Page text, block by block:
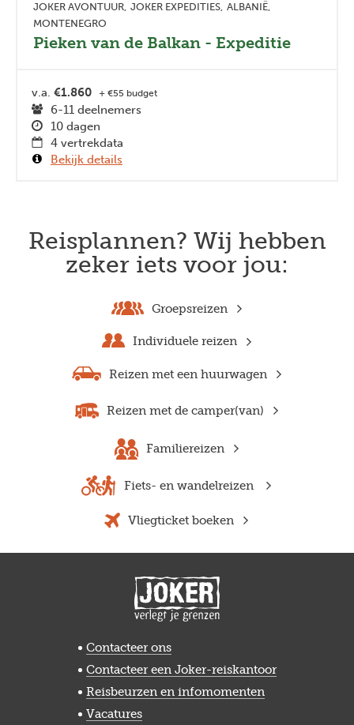
JOKER AVONTUUR JOKER EXPEDITIES ALBANIË
MONTENEGRO
Pieken van de Balkan - Expeditie
v.a. €1.860 + €55 budget
6-11 deelnemers
10 dagen
4 vertrekdata
Bekijk details
Reisplannen? Wij hebben
zeker iets voor jou:
Groepsreizen
Individuele reizen
Reizen met een huurwagen
Reizen met de camper(van)
Familiereizen
Fiets- en wandelreizen
Vliegticket boeken
Contacteer ons
Contacteer een Joker-reiskantoor
Reisbeurzen en infomomenten
Vacatures